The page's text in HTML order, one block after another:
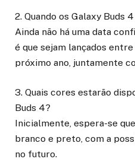
2. Quando os Galaxy Buds
Ainda não há uma data
é que sejam lançados
próximo ano, juntamente
3. Quais cores estarão
Buds 4?
Inicialmente, espera-se
branco e preto, com a
no futuro.